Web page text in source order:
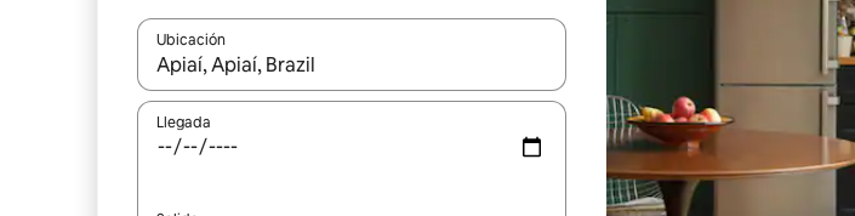
Ubicación
Cuando los resultados estén disponibles, navega con las teclas de flecha hacia arriba y
Llegada